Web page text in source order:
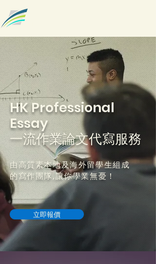
HK Professional
Essay
一流作業論文代寫服務
由高質素本地及海外留學生組成
的寫作團隊,讓你學業無憂！
立即報價